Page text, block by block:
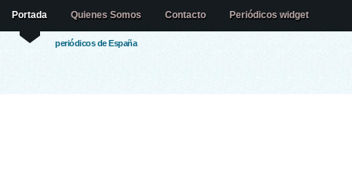
periódicos de España
Portada Quienes Somos Contacto Periódicos widget